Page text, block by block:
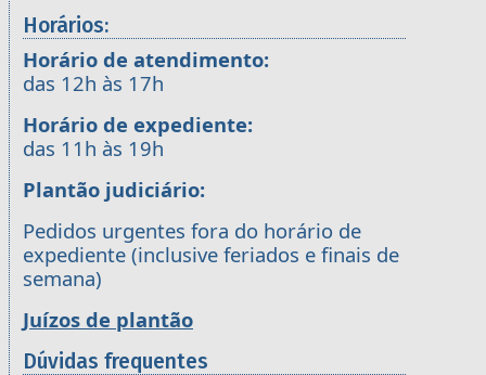
Horários:
Horário de atendimento:
das 12h às 17h
Horário de expediente:
das 11h às 19h
Plantão judiciário:
Pedidos urgentes fora do horário de
expediente (inclusive feriados e finais de
semana)
Juízos de plantão
Dúvidas frequentes